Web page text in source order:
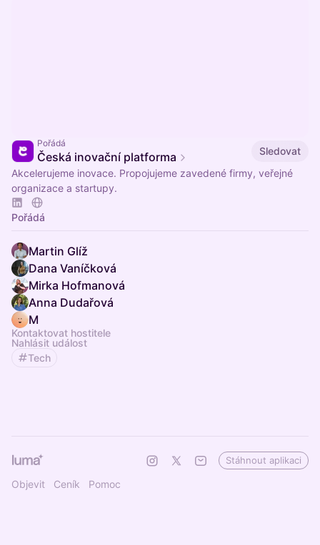
Pořádá
Česká inovační platforma
Sledovat
Akcelerujeme inovace. Propojujeme zavedené firmy, veřejné
organizace a startupy.
Pořádá
Martin Glíž
Dana Vaníčková
Mirka Hofmanová
Anna Dudařová
M
Kontaktovat hostitele
Nahlásit událost
Tech
Objevit Ceník Pomoc
Stáhnout aplikaci